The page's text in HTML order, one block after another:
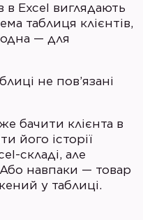
в Excel виглядають
таблиця клієнтів,
— для
не пов’язані
бачити клієнта в
його історії
складі, але
навпаки — товар
у таблиці.